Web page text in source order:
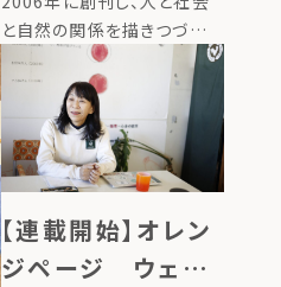
2km圏内での栄養
循環のストーリー
が掲載されました。
と自然の関係を描きつづけ
るWEBマガジン
「greenz.jp」。 greenzが
『自然環境の再生と同時に、
社会と私たち自身もすこやか
さを取り戻す仕組みをつくる
こと』を「リジェネラティブデ
ザイン […]
【連載開始】オレン
ジページ ウェル